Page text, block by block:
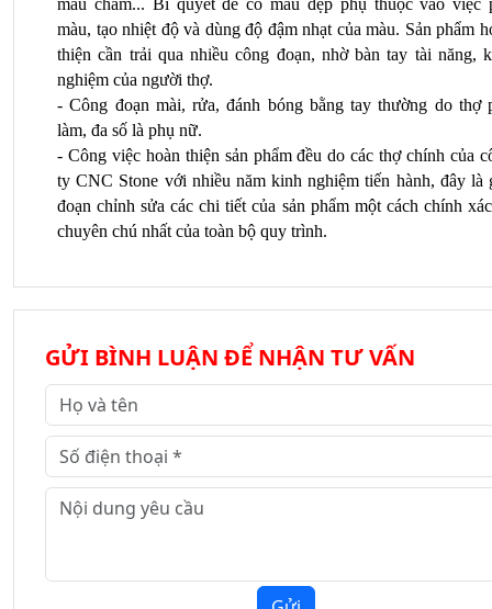
màu, tạo nhiệt độ và dùng độ đậm nhạt của màu. Sản phẩm
thiện cần trải qua nhiều công đoạn, nhờ bàn tay tài năng,
nghiệm của người thợ.
- Công đoạn mài, rửa, đánh bóng bằng tay thường do thợ
làm, đa số là phụ nữ.
- Công việc hoàn thiện sản phẩm đều do các thợ chính của
ty CNC Stone với nhiều năm kinh nghiệm tiến hành, đây là
đoạn chỉnh sửa các chi tiết của sản phẩm một cách chính
chuyên chú nhất của toàn bộ quy trình.
GỬI BÌNH LUẬN ĐỂ NHẬN TƯ VẤN